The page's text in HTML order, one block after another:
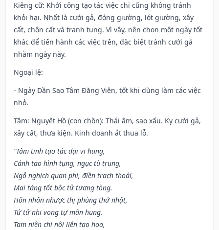
Kiêng cữ: Khởi công tạo tác việc chi cũng không tránh
khỏi hại. Nhất là cưới gả, đóng giường, lót giường, xây
cất, chôn cất và tranh tụng. Vì vậy, nên chọn một ngày tốt
khác để tiến hành các việc trên, đặc biệt tránh cưới gả
nhằm ngày này.
Ngoại lệ:
- Ngày Dần Sao Tâm Đăng Viên, tốt khi dùng làm các việc
nhỏ.
Tâm: Nguyệt Hồ (con chồn): Thái âm, sao xấu. Kỵ cưới gả,
xây cất, thưa kiện. Kinh doanh ắt thua lỗ.
“Tâm tinh tạo tác đại vi hung,
Cánh tao hình tụng, ngục tù trung,
Ngỗ nghịch quan phi, điền trạch thoái,
Mai táng tốt bộc tử tương tòng.
Hôn nhân nhược thị phùng thử nhật,
Tử tử nhi vong tự mãn hung.
Tam niên chi nội liên tạo họa,